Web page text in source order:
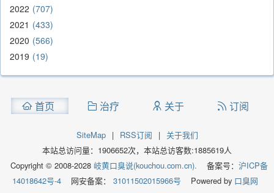
2022 707
2021
433
2020 566
2019 19
首页 治疗 关于 订阅
SiteMap | RSS订阅 |
关于我们
本站总访问量： 1906652次，本站总访客数:1885619人
Copyright © 2008-2028 岐黄口臭说(kouchou.com.cn). 备案号： 沪ICP备
14018642号-4
网安备案： 31011502015966号 Powered by 口臭网